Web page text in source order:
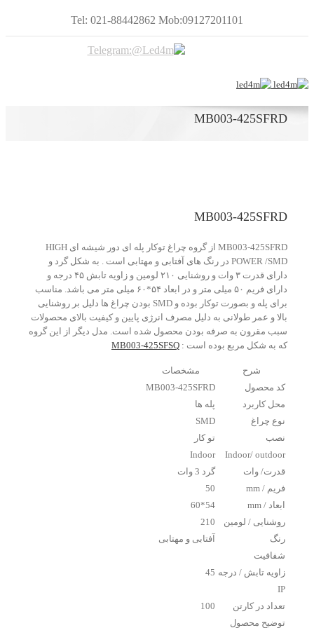
Tel: 021-88442862 Mob:09127201101
MB003-425SFRD
MB003-425SFRD
MB003-425SFRD از گروه چراغ توکار پله ای دور شیشه ای HIGH
POWER /SMD در رنگ های آفتابی و مهتابی است . به شکل گرد و
دارای قدرت ۳ وات و روشنایی ۲۱۰ لومین و زاویه تابش ۴۵ درجه و
دارای فریم ۵۰ میلی متر و در ابعاد ۵۴*۶۰ میلی متر می باشد. مناسب
برای پله و بصورت توکار بوده و SMD بودن چراغ ها دلیل بر روشنایی
بالا و عمر طولانی به دلیل مصرف انرژی پایین و کیفیت بالای محصولات
سبب مقرون به صرفه بودن محصول شده است. مدل دیگر از این گروه
که به شکل مربع بوده است : MB003-425SFSQ
شرح
مشخصات
کد محصول
MB003-425SFRD
محل کاربرد
پله ها
نوع چراغ
SMD
نصب
تو کار
Indoor/ outdoor
Indoor
قدرت/ وات
گرد 3 وات
فریم / mm
50
ابعاد / mm
54*60
روشنایی / لومین
210
رنگ
آفتابی و مهتابی
شفافیت
زاویه تابش / درجه 45
IP
تعداد در کارتن
100
توضیح محصول